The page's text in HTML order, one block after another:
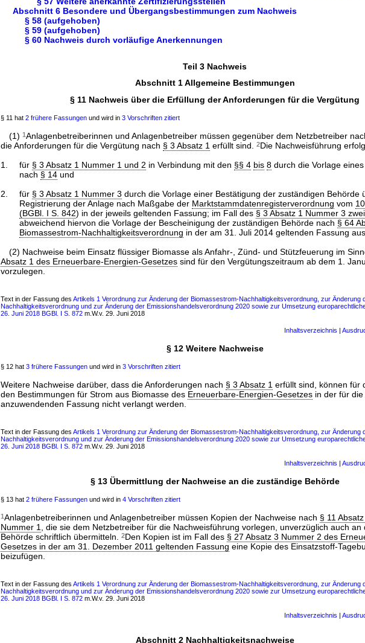
Abschnitt 6 Besondere und Übergangsbestimmungen zum Nachweis
§ 58 (aufgehoben)
§ 59 (aufgehoben)
§ 60 Nachweis durch vorläufige Anerkennungen
Teil 3 Nachweis
Abschnitt 1 Allgemeine Bestimmungen
§ 11 Nachweis über die Erfüllung der Anforderungen für die Vergütung
§ 11 hat 2 frühere Fassungen und wird in 3 Vorschriften zitiert
(1) 1Anlagenbetreiberinnen und Anlagenbetreiber müssen gegenüber dem Netzbetreiber
die Anforderungen für die Vergütung nach § 3 Absatz 1 erfüllt sind. 2Die Nachweisführung
1.
für § 3 Absatz 1 Nummer 1 und 2 in Verbindung mit den §§ 4 bis 8durch die Vorlage
nach § 14und
2.
für § 3 Absatz 1 Nummer 3 durch die Vorlage einer Bestätigung der zuständigen Behörde
Registrierung der Anlage nach Maßgabe der Marktstammdatenregisterverordnung vom
(BGBl. I S. 842) in der jeweils geltenden Fassung; im Fall des § 3 Absatz 1 Nummer 3
abweichend hiervon die Vorlage der Bescheinigung der zuständigen Behörde nach § 64
Biomassestrom-Nachhaltigkeitsverordnung in der am 31. Juli 2014 geltenden Fassung
(2) Nachweise beim Einsatz flüssiger Biomasse als Anfahr-, Zünd- und Stützfeuerung im
Absatz 1 des Erneuerbare-Energien-Gesetzes sind für den Vergütungszeitraum ab dem 1.
vorzulegen.
Text in der Fassung des Artikels 1 Verordnung zur Änderung der Biomassestrom-Nachhaltigkeitsverordnung, zur Änderung
Nachhaltigkeitsverordnung und zur Änderung der Emissionshandelsverordnung 2020 sowie zur Umsetzung
26. Juni 2018 BGBl. I S. 872 m.W.v. 29. Juni 2018
Inhaltsverzeichnis |
§ 12 Weitere Nachweise
§ 12 hat 3 frühere Fassungen und wird in 3 Vorschriften zitiert
Weitere Nachweise darüber, dass die Anforderungen nach § 3 Absatz 1 erfüllt sind, können für
den Bestimmungen für Strom aus Biomasse des Erneuerbare-Energien-Gesetzes in der für
anzuwendenden Fassung nicht verlangt werden.
Text in der Fassung des Artikels 1 Verordnung zur Änderung der Biomassestrom-Nachhaltigkeitsverordnung, zur Änderung
Nachhaltigkeitsverordnung und zur Änderung der Emissionshandelsverordnung 2020 sowie zur Umsetzung
26. Juni 2018 BGBl. I S. 872 m.W.v. 29. Juni 2018
Inhaltsverzeichnis |
§ 13 Übermittlung der Nachweise an die zuständige Behörde
§ 13 hat 2 frühere Fassungen und wird in 4 Vorschriften zitiert
1Anlagenbetreiberinnen und Anlagenbetreiber müssen Kopien der Nachweise nach § 11
Nummer 1
, die sie dem Netzbetreiber für die Nachweisführung vorlegen, unverzüglich auch an
Behörde schriftlich übermitteln.
2Den Kopien ist im Fall des § 27 Absatz 3 Nummer 2 des
Gesetzes in der am 31. Dezember 2011 geltenden Fassung eine Kopie des Einsatzstoff-
beizufügen.
Text in der Fassung des Artikels 1 Verordnung zur Änderung der Biomassestrom-Nachhaltigkeitsverordnung, zur Änderung
Nachhaltigkeitsverordnung und zur Änderung der Emissionshandelsverordnung 2020 sowie zur Umsetzung
26. Juni 2018 BGBl. I S. 872 m.W.v. 29. Juni 2018
Inhaltsverzeichnis |
Abschnitt 2 Nachhaltigkeitsnachweise